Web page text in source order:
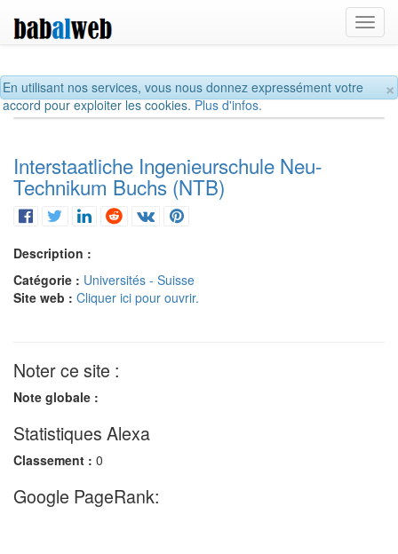
×
En utilisant nos services, vous nous donnez expressément votre
accord pour exploiter les cookies.Plus d'infos.
Interstaatliche Ingenieurschule Neu-
Technikum Buchs (NTB)
Description :
Catégorie : Universités - Suisse
Site web : Cliquer ici pour ouvrir.
Noter ce site :
Note globale :
Statistiques Alexa
Classement : 0
Google PageRank: